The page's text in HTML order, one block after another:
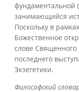
фундаментальной
занимающийся
Поскольку в
Божественное
слове Священного
последнего
Экзегетики.
Философский